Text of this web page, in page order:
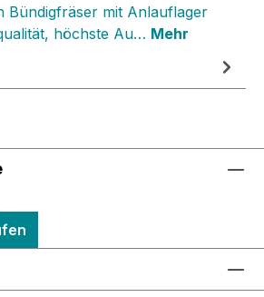
Bündigfräser mit Anlauflager
höchste Au… Mehr